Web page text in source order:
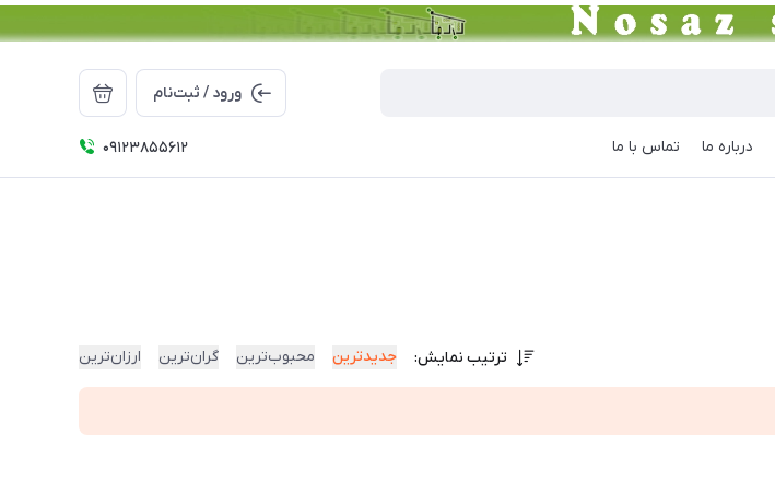
ورود / ثبت‌نام
درباره ما تماس با ما 09123855612
ترتیب نمایش: جدیدترین محبوب‌ترین گران‌ترین ارزان‌ترین